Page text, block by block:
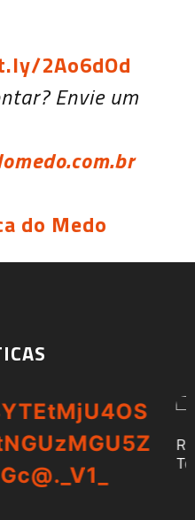
2Ao6dOd
Envie um
do Medo
de Guillermo del